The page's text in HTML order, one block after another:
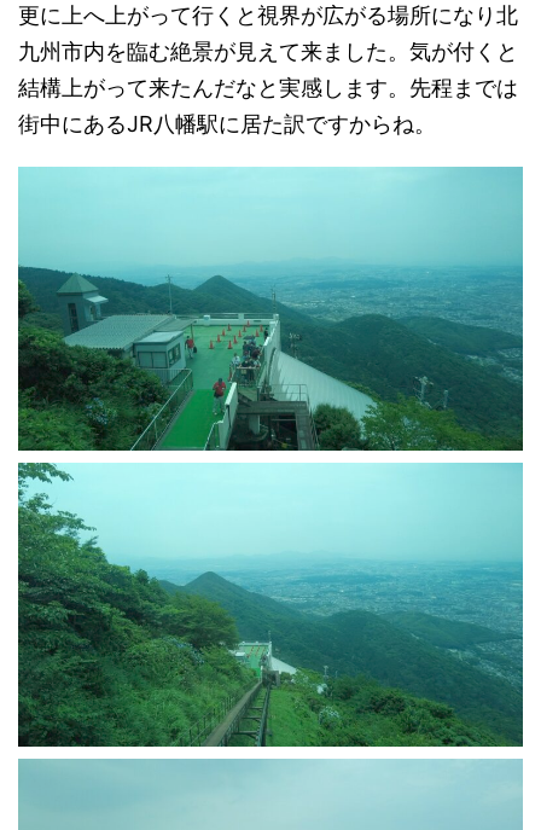
更に上へ上がって行くと視界が広がる場所になり北
九州市内を臨む絶景が見えて来ました。気が付くと
結構上がって来たんだなと実感します。先程までは
街中にあるJR八幡駅に居た訳ですからね。